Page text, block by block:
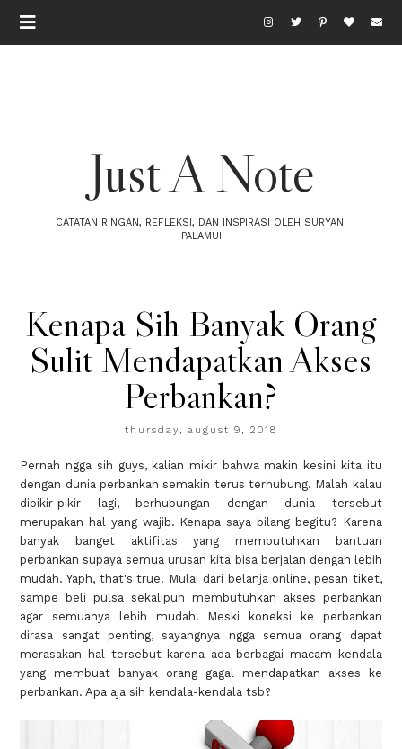
Just A Note
CATATAN RINGAN, REFLEKSI, DAN INSPIRASI OLEH SURYANI
PALAMUI
Kenapa Sih Banyak Orang
Sulit Mendapatkan Akses
Perbankan?
thursday, august 9, 2018
Pernah ngga sih guys, kalian mikir bahwa makin kesini kita itu
dengan dunia perbankan semakin terus terhubung. Malah kalau
dipikir-pikir lagi, berhubungan dengan dunia tersebut
merupakan hal yang wajib. Kenapa saya bilang begitu? Karena
banyak banget aktifitas yang membutuhkan bantuan
perbankan supaya semua urusan kita bisa berjalan dengan lebih
mudah. Yaph, that's true. Mulai dari belanja online, pesan tiket,
sampe beli pulsa sekalipun membutuhkan akses perbankan
agar semuanya lebih mudah. Meski koneksi ke perbankan
dirasa sangat penting, sayangnya ngga semua orang dapat
merasakan hal tersebut karena ada berbagai macam kendala
yang membuat banyak orang gagal mendapatkan akses ke
perbankan. Apa aja sih kendala-kendala tsb?